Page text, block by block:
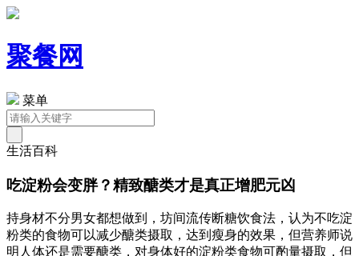
聚餐网
菜单
生活百科
吃淀粉会变胖？精致醣类才是真正增肥元凶
持身材不分男女都想做到，坊间流传断糖饮食法，认为不吃淀
粉类的食物可以减少醣类摄取，达到瘦身的效果，但营养师说
明人体还是需要醣类，对身体好的淀粉类食物可酌量摄取，但